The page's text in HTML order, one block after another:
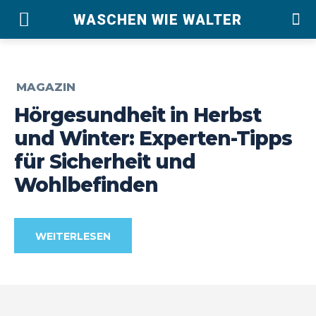
WASCHEN WIE WALTER
MAGAZIN
Hörgesundheit in Herbst
und Winter: Experten-Tipps
für Sicherheit und
Wohlbefinden
WEITERLESEN